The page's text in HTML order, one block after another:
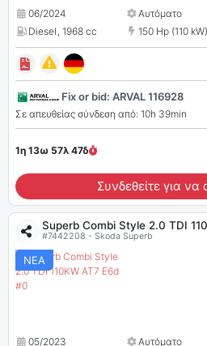
06/2024 Αυτόματο
Diesel, 1968 cc 150 Hp (110 kW)
Fix or bid: ARVAL 116928
Σε απευθείας σύνδεση από: 10h 39min
1η 13ω 57λ 46δ
Συνδεθείτε για να
Superb Combi Style 2.0 TDI
#7442208 - Skoda Superb
ΝΕΑ
05/2023 Αυτόματο